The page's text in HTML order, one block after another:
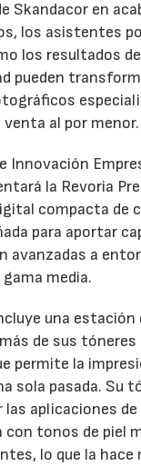
Skandacor en
los asistentes
los resultados
pueden
al por menor.
Innovación
la Revoria
compacta de
para aportar
avanzadas a
media.
una
de sus
permite la
sola pasada. Su
las aplicaciones
con tonos de piel
lo que la hace